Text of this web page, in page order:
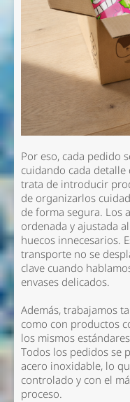
Por eso, cada pedido
cuidando cada
trata de introducir
de organizarlos
de forma segura. Los
ordenada y ajustada
huecos innecesarios.
transporte no se
clave cuando
envases delicados.
Además, trabajamos
como con productos
los mismos
Todos los pedidos se
acero inoxidable, lo
controlado y con el
proceso.